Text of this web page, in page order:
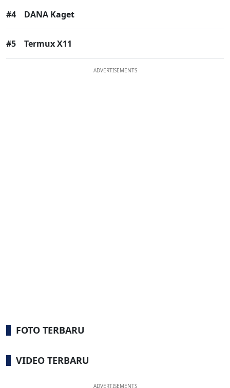
#4 DANA Kaget
#5 Termux X11
ADVERTISEMENTS
FOTO TERBARU
VIDEO TERBARU
ADVERTISEMENTS